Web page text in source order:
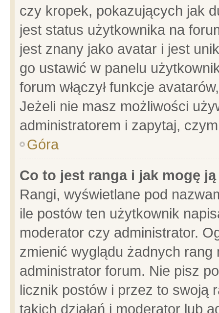
czy kropek, pokazujących jak
jest status użytkownika na
jest znany jako avatar i jest
go ustawić w panelu
forum włączył funkcje
Jeżeli nie masz możliwości
administratorem i zapytaj,
Góra
Co to jest ranga i jak mogę
Rangi, wyświetlane pod
ile postów ten użytkownik
moderator czy administrator.
zmienić wyglądu żadnych
administrator forum. Nie pisz
licznik postów i przez to swoją
takich działań i moderator lub